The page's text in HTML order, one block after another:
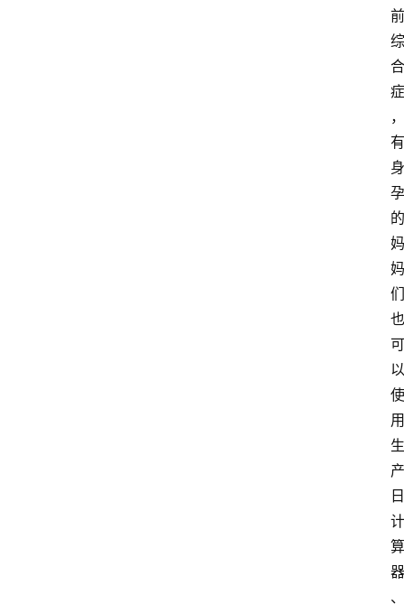
前
综
合
症
，
有
身
孕
的
妈
妈
们
也
可
以
使
用
生
产
日
计
算
器
、